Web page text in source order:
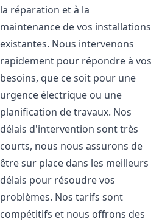
la réparation et à la
maintenance de vos installations
existantes. Nous intervenons
rapidement pour répondre à vos
besoins, que ce soit pour une
urgence électrique ou une
planification de travaux. Nos
délais d'intervention sont très
courts, nous nous assurons de
être sur place dans les meilleurs
délais pour résoudre vos
problèmes. Nos tarifs sont
compétitifs et nous offrons des